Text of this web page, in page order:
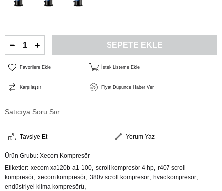
Favorilere Ekle İstek Listeme Ekle
Karşılaştır Fiyat Düşünce Haber Ver
Satıcıya Soru Sor
Tavsiye Et Yorum Yaz
Ürün Grubu: Xecom Kompresör
Etiketler xecom xa120b-a1-100, scroll kompresör 4 hp, r407 scroll
kompresör, xecom kompresör, 380v scroll kompresör, hvac kompresör,
endüstriyel klima kompresörü,